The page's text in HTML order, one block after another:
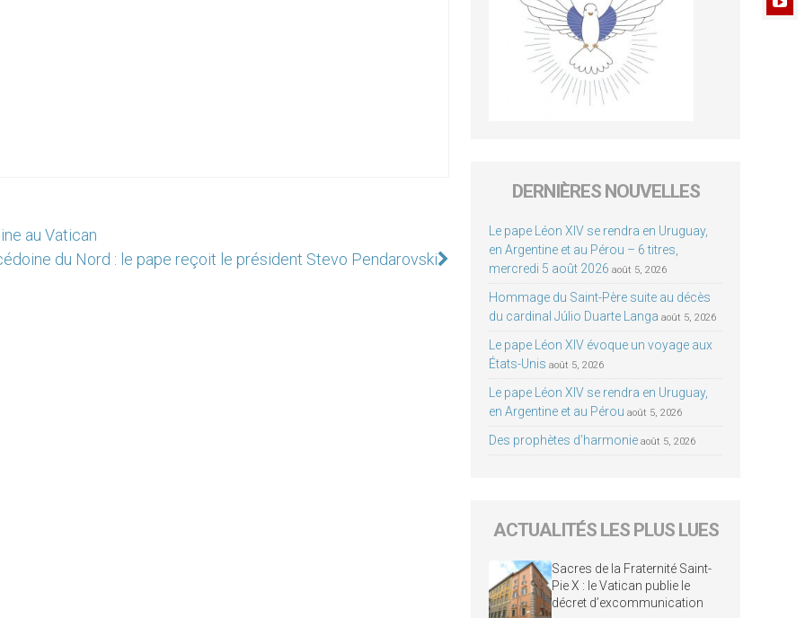
au Vatican
du Nord : le pape reçoit le président Stevo Pendarovski
DERNIÈRES NOUVELLES
Le pape Léon XIV se rendra en Uruguay,
en Argentine et au Pérou – 6 titres,
mercredi 5 août 2026 août 5, 2026
Hommage du Saint-Père suite au décès
du cardinal Júlio Duarte Langa août 5, 2026
Le pape Léon XIV évoque un voyage aux
États-Unis août 5, 2026
Le pape Léon XIV se rendra en Uruguay,
en Argentine et au Pérou août 5, 2026
Des prophètes d’harmonie août 5, 2026
ACTUALITÉS LES PLUS LUES
Sacres de la Fraternité Saint-
Pie X : le Vatican publie le
décret d’excommunication